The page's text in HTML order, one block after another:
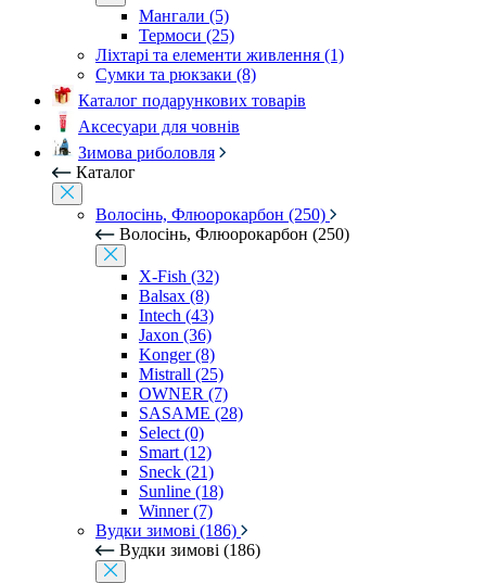
Мангали (5)
Термоси (25)
Ліхтарі та елементи живлення (1)
Сумки та рюкзаки (8)
Каталог подарункових товарів
Аксесуари для човнів
Зимова риболовля
Каталог
Волосінь, Флюорокарбон (250)
Волосінь, Флюорокарбон (250)
X-Fish (32)
Balsax (8)
Intech (43)
Jaxon (36)
Konger (8)
Mistrall (25)
OWNER (7)
SASAME (28)
Select (0)
Smart (12)
Sneck (21)
Sunline (18)
Winner (7)
Вудки зимові (186)
Вудки зимові (186)